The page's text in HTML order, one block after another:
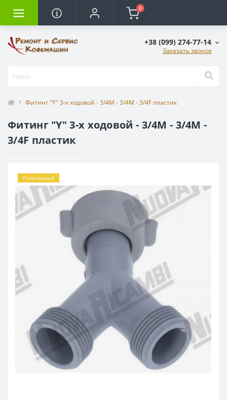
0
+38 (099) 274-77-14
Заказать звонок
Фитинг "Y" 3-х ходовой - 3/4M - 3/4M - 3/4F пластик
Фитинг "Y" 3-х ходовой - 3/4M - 3/4M -
3/4F пластик
Популярный